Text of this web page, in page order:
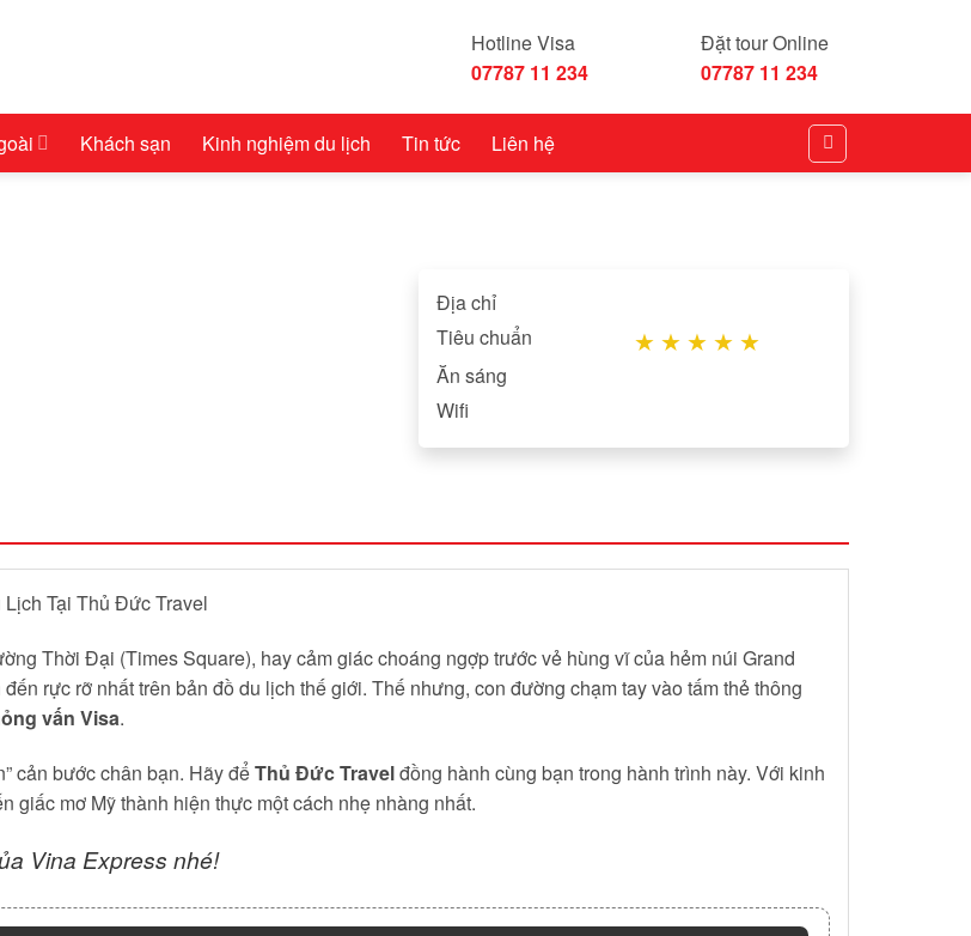
Hotline Visa
07787 11 234
Đặt tour Online
07787 11 234
Khách sạn Kinh nghiệm du lịch Tin tức Liên hệ
Địa chỉ
Tiêu chuẩn
★ ★ ★ ★ ★
Ăn sáng
Wifi
Tại Thủ Đức Travel
Thời Đại (Times Square), hay cảm giác choáng ngợp trước vẻ hùng vĩ của hẻm núi Grand
rực rỡ nhất trên bản đồ du lịch thế giới. Thế nhưng, con đường chạm tay vào tấm thẻ thông
vấn Visa.
cản bước chân bạn. Hãy đểThủ Đức Travelđồng hành cùng bạn trong hành trình này. Với kinh
giấc mơ Mỹ thành hiện thực một cách nhẹ nhàng nhất.
Vina Express nhé!